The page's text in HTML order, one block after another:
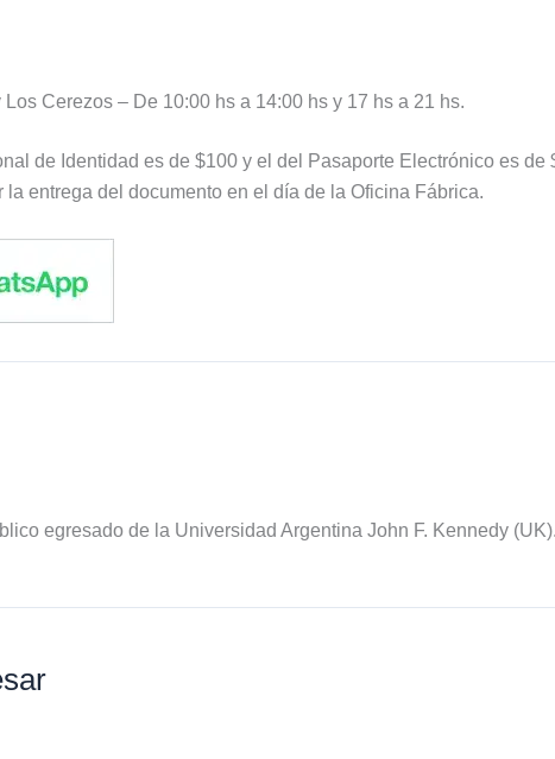
Cerezos – De 10:00 hs a 14:00 hs y 17 hs a 21 hs.
de Identidad es de $100 y el del Pasaporte Electrónico es de
entrega del documento en el día de la Oficina Fábrica.
egresado de la Universidad Argentina John F. Kennedy (UK).